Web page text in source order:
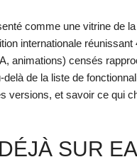
comme une vitrine de
internationale réunissant
animations) censés
de la liste de
versions, et savoir ce qui
SUR